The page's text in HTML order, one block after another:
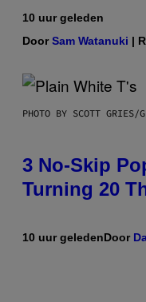
10 uur geleden
DoorSam Watanuki |
PHOTO BY SCOTT GRIES/
3 No-Skip
Turning 20
10 uur geledenDoor